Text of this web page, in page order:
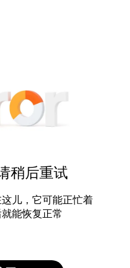
稍后重试
儿，它可能正忙着
能恢复正常